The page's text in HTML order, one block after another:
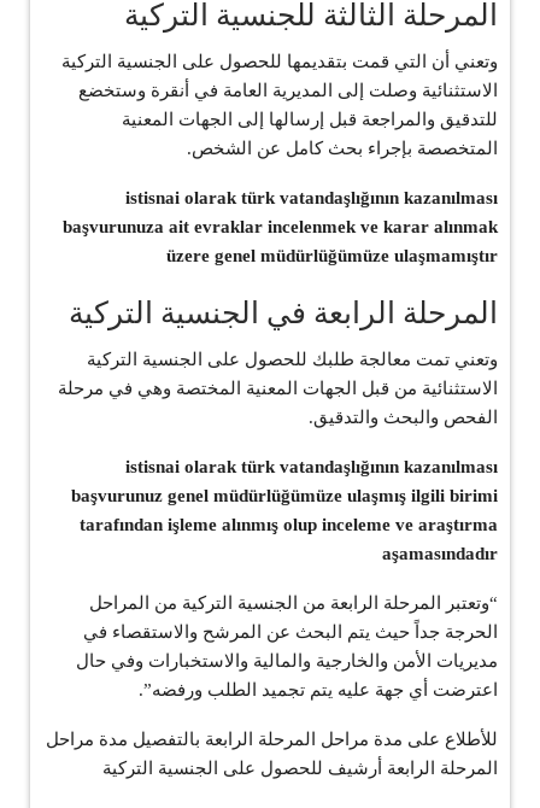
المرحلة الثالثة للجنسية التركية
وتعني أن التي قمت بتقديمها للحصول على الجنسية التركية
الاستثنائية وصلت إلى المديرية العامة في أنقرة وستخضع
للتدقيق والمراجعة قبل إرسالها إلى الجهات المعنية
المتخصصة بإجراء بحث كامل عن الشخص.
istisnai olarak türk vatandaşlığının kazanılması
başvurunuza ait evraklar incelenmek ve karar alınmak
üzere genel müdürlüğümüze ulaşmamıştır
المرحلة الرابعة في الجنسية التركية
وتعني تمت معالجة طلبك للحصول على الجنسية التركية
الاستثنائية من قبل الجهات المعنية المختصة وهي في مرحلة
الفحص والبحث والتدقيق.
istisnai olarak türk vatandaşlığının kazanılması
başvurunuz genel müdürlüğümüze ulaşmış ilgili birimi
tarafından işleme alınmış olup inceleme ve araştırma
aşamasındadır
“وتعتبر المرحلة الرابعة من الجنسية التركية من المراحل
الحرجة جداً حيث يتم البحث عن المرشح والاستقصاء في
مديريات الأمن والخارجية والمالية والاستخبارات وفي حال
اعترضت أي جهة عليه يتم تجميد الطلب ورفضه”.
للأطلاع على مدة مراحل المرحلة الرابعة بالتفصيل مدة مراحل
المرحلة الرابعة أرشيف للحصول على الجنسية التركية